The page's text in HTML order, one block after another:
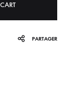
PARTAGER